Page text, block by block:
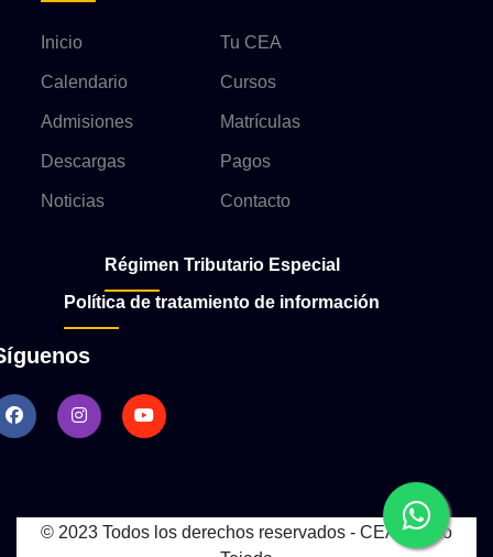
Inicio Tu CEA
Calendario Cursos
Admisiones Matrículas
Descargas Pagos
Noticias Contacto
Régimen Tributario Especial
Política de tratamiento de información
© 2023 Todos los derechos reservados - CEA Puerto